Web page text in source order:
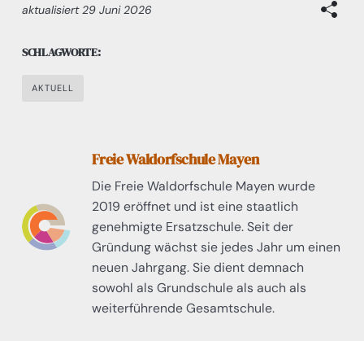
aktualisiert 29 Juni 2026
SCHLAGWORTE:
AKTUELL
Freie Waldorfschule Mayen
Die Freie Waldorfschule Mayen wurde
2019 eröffnet und ist eine staatlich
genehmigte Ersatzschule. Seit der
Gründung wächst sie jedes Jahr um einen
neuen Jahrgang. Sie dient demnach
sowohl als Grundschule als auch als
weiterführende Gesamtschule.